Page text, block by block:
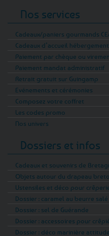
Nos services
Cadeaux/paniers gourmands
Cadeaux d’accueil
Paiement par chèque ou
Paiement mandat administratif
Retrait gratuit sur Guingamp
Evénements et cérémonies
Composez votre coffret
Les codes promo
Nos univers
Dossiers et infos
Cadeaux et souvenirs de
Objets autour du drapeau
Ustensiles et déco pour
Dossier : caramel au beurre salé
Dossier : sel de Guérande
Dossier : accessoires pour
Dossier : déco marinière attitude